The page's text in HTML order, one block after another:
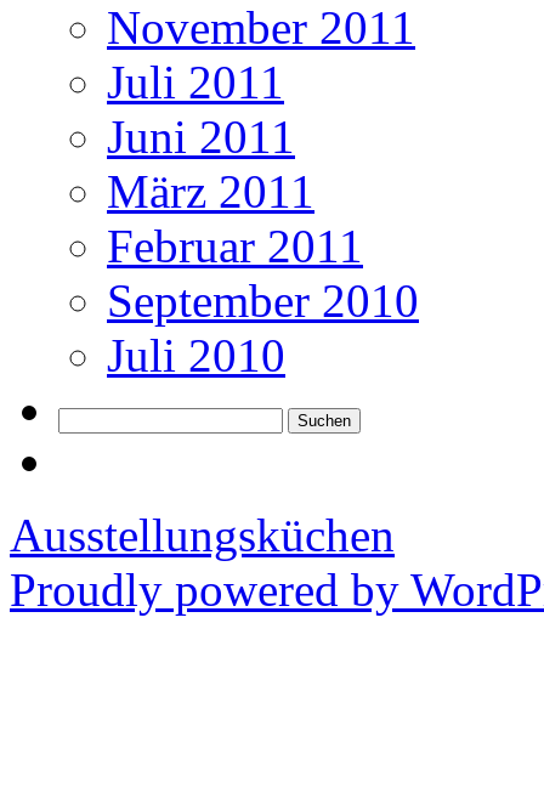
November 2011
Juli 2011
Juni 2011
März 2011
Februar 2011
September 2010
Juli 2010
nach:
Ausstellungsküchen
Proudly powered by